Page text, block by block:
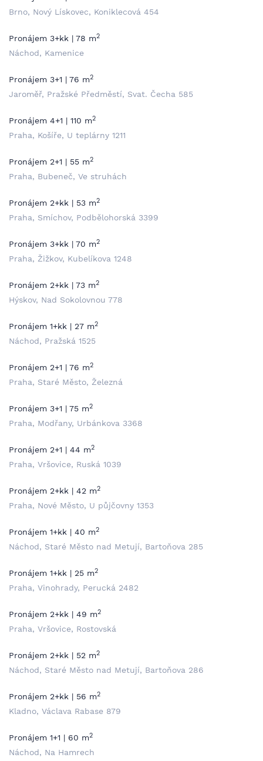
Brno, Nový Lískovec, Koniklecová 454
Pronájem 3+kk | 78 m2
Náchod, Kamenice
Pronájem 3+1 | 76 m2
Jaroměř, Pražské Předměstí, Svat. Čecha 585
Pronájem 4+1 | 110 m2
Praha, Košíře, U teplárny 1211
Pronájem 2+1 | 55 m2
Praha, Bubeneč, Ve struhách
Pronájem 2+kk | 53 m2
Praha, Smíchov, Podbělohorská 3399
Pronájem 3+kk | 70 m2
Praha, Žižkov, Kubelíkova 1248
Pronájem 2+kk | 73 m2
Hýskov, Nad Sokolovnou 778
Pronájem 1+kk | 27 m2
Náchod, Pražská 1525
Pronájem 2+1 | 76 m2
Praha, Staré Město, Železná
Pronájem 3+1 | 75 m2
Praha, Modřany, Urbánkova 3368
Pronájem 2+1 | 44 m2
Praha, Vršovice, Ruská 1039
Pronájem 2+kk | 42 m2
Praha, Nové Město, U půjčovny 1353
Pronájem 1+kk | 40 m2
Náchod, Staré Město nad Metují, Bartoňova 285
Pronájem 1+kk | 25 m2
Praha, Vinohrady, Perucká 2482
Pronájem 2+kk | 49 m2
Praha, Vršovice, Rostovská
Pronájem 2+kk | 52 m2
Náchod, Staré Město nad Metují, Bartoňova 286
Pronájem 2+kk | 56 m2
Kladno, Václava Rabase 879
Pronájem 1+1 | 60 m2
Náchod, Na Hamrech